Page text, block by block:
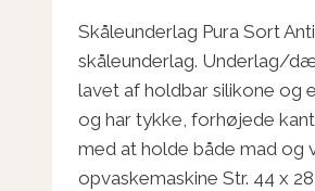
Skåleunderlag Pura Sort
skåleunderlag. Underlag/
lavet af holdbar silikone og
og har tykke, forhøjede
med at holde både mad og
opvaskemaskine Str. 44 x